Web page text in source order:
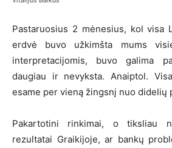
Pastaruosius 2 mėnesius, kol visa
erdvė buvo užkimšta mums
interpretacijomis, buvo galima
daugiau ir nevyksta. Anaiptol.
esame per vieną žingsnį nuo didelių
Pakartotini rinkimai, o tiksliau
rezultatai Graikijoje, ar bankų